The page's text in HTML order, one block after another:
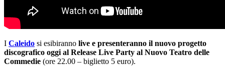
I Caleido si esibiranno live e presenteranno il nuovo progetto
discografico oggi al Release Live Party al Nuovo Teatro delle
Commedie (ore 22.00 – biglietto 5 euro).